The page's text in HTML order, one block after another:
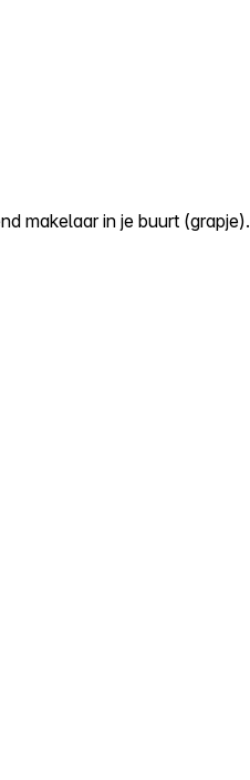
makelaar in je buurt (grapje).